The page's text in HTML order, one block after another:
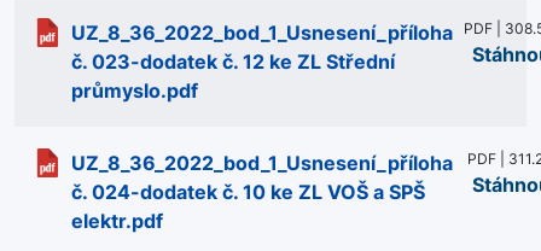
UZ_8_36_2022_bod_1_Usnesení_příloha
č. 023-dodatek č. 12 ke ZL Střední
průmyslo.pdf
PDF |
UZ_8_36_2022_bod_1_Usnesení_příloha
č. 024-dodatek č. 10 ke ZL VOŠ a SPŠ
elektr.pdf
PDF |